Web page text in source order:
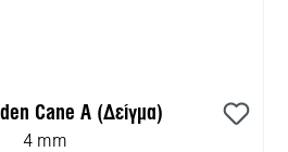
Cane A (Δείγμα)
4 mm